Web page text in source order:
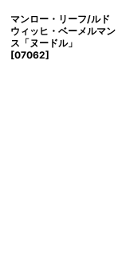
マンロー・リーフ/ルド
ウィッヒ・ベーメルマン
ス「ヌードル」
[07062]